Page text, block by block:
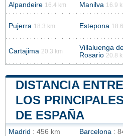
Alpandeire 16.4 km Manilva 16.9
Pujerra 18.3 km Estepona
Cartajima 20.3 km
Villaluenga
Rosario 20.8
DISTANCIA
LOS
DE ESPAÑA
Madrid : 456 km Barcelona :